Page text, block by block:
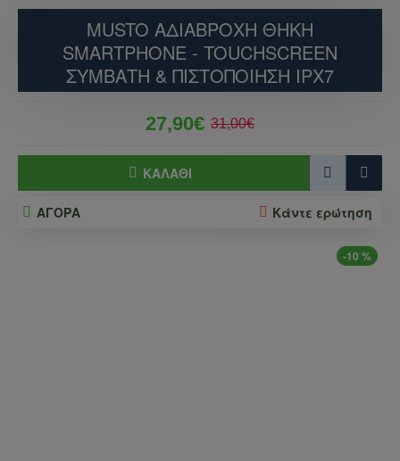
MUSTO ΑΔΙΆΒΡΟΧΗ ΘΉΚΗ
SMARTPHONE - TOUCHSCREEN
ΣΥΜΒΑΤΉ & ΠΙΣΤΟΠΟΊΗΣΗ IPX7
27,90€ 31,00€
ΚΑΛΆΘΙ
ΑΓΟΡΑ Κάντε ερώτηση
-10 %